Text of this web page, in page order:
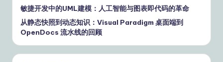
敏捷开发中的UML建模：人工智能与图表即代码的革命
从静态快照到动态知识：Visual Paradigm 桌面端到
OpenDocs 流水线的回顾